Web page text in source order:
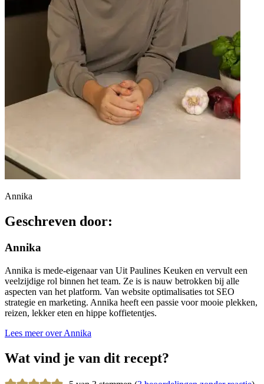
Annika
Geschreven door:
Annika
Annika is mede-eigenaar van Uit Paulines Keuken en vervult een
veelzijdige rol binnen het team. Ze is is nauw betrokken bij alle
aspecten van het platform. Van website optimalisaties tot SEO
strategie en marketing. Annika heeft een passie voor mooie plekken,
reizen, lekker eten en hippe koffietentjes.
Lees meer over Annika
Wat vind je van dit recept?